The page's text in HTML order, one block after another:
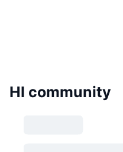
HI community